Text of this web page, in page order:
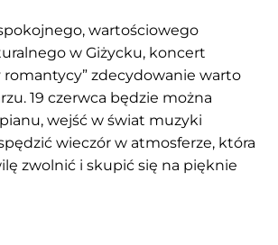
wartościowego
w Giżycku, koncert
romantycy” zdecydowanie warto
19 czerwca będzie można
wejść w świat muzyki
wieczór w atmosferze, która
zwolnić i skupić się na pięknie